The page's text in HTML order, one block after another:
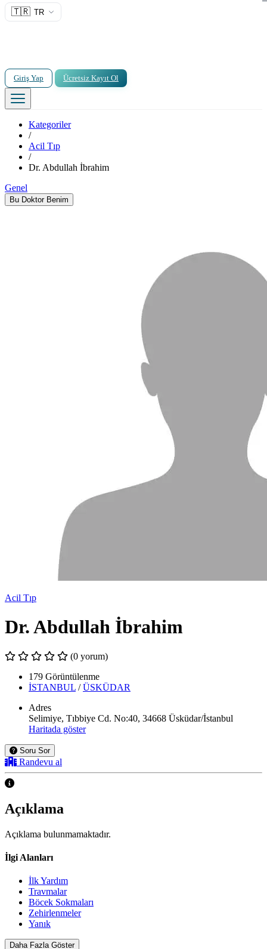
🇹🇷 TR
Giriş Yap Ücretsiz Kayıt Ol
Kategoriler
/
Acil Tıp
/
Dr. Abdullah İbrahim
Genel
Bu Doktor Benim
Acil Tıp
Dr. Abdullah İbrahim
(0 yorum)
179 Görüntülenme
İSTANBUL /ÜSKÜDAR
Adres
Selimiye, Tıbbiye Cd. No:40, 34668 Üsküdar/İstanbul
Haritada göster
Soru Sor
Randevu al
Açıklama
Açıklama bulunmamaktadır.
İlgi Alanları
İlk Yardım
Travmalar
Böcek Sokmaları
Zehirlenmeler
Yanık
Daha Fazla Göster